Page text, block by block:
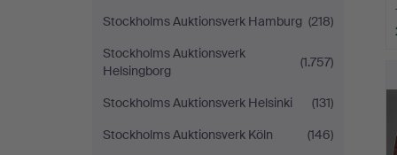
Stockholms Auktionsverk Hamburg (218)
Stockholms Auktionsverk
Helsingborg
(1.757)
Stockholms Auktionsverk Helsinki
(131)
Stockholms Auktionsverk Köln
(146)